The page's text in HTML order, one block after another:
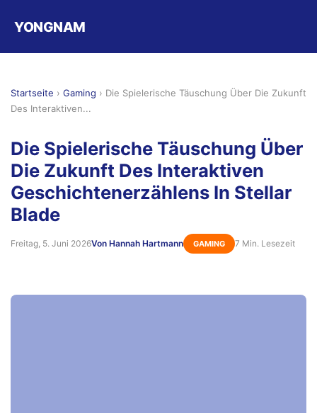
YONGNAM
Startseite › Gaming › Die Spielerische Täuschung Über Die Zukunft
Des Interaktiven...
Die Spielerische Täuschung Über
Die Zukunft Des Interaktiven
Geschichtenerzählens In Stellar
Blade
Freitag, 5. Juni 2026Von Hannah Hartmann GAMING 7 Min. Lesezeit